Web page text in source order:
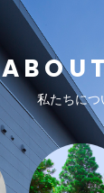
私たちにつ